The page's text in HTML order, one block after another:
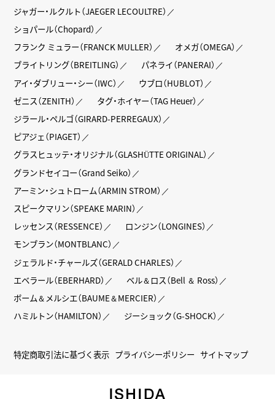
ジャガー・ルクルト（JAEGER LECOULTRE）
ショパール（Chopard）
フランク ミュラー（FRANCK MULLER）
オメガ（OMEGA）
ブライトリング（BREITLING）
パネライ（PANERAI）
アイ・ダブリュー・シー（IWC）
ウブロ（HUBLOT）
ゼニス（ZENITH）
タグ・ホイヤー（TAG Heuer）
ジラール・ペルゴ（GIRARD-PERREGAUX）
ピアジェ（PIAGET）
グラスヒュッテ・オリジナル（GLASHÜTTE ORIGINAL）
グランドセイコー（Grand Seiko）
アーミン・シュトローム（ARMIN STROM）
スピークマリン（SPEAKE MARIN）
レッセンス（RESSENCE）
ロンジン（LONGINES）
モンブラン（MONTBLANC）
ジェラルド・チャールズ（GERALD CHARLES）
エベラール（EBERHARD）
ベル＆ロス（Bell ＆ Ross）
ボーム＆メルシエ（BAUME＆MERCIER）
ハミルトン（HAMILTON）
ジーショック（G-SHOCK）
特定商取引法に基づく表示 プライバシーポリシー サイトマップ